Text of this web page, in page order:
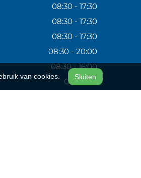
08:30 - 17:30
08:30 - 17:30
08:30 - 17:30
08:30 - 20:00
08:30 - 16:00
Gesloten
van cookies. Sluiten